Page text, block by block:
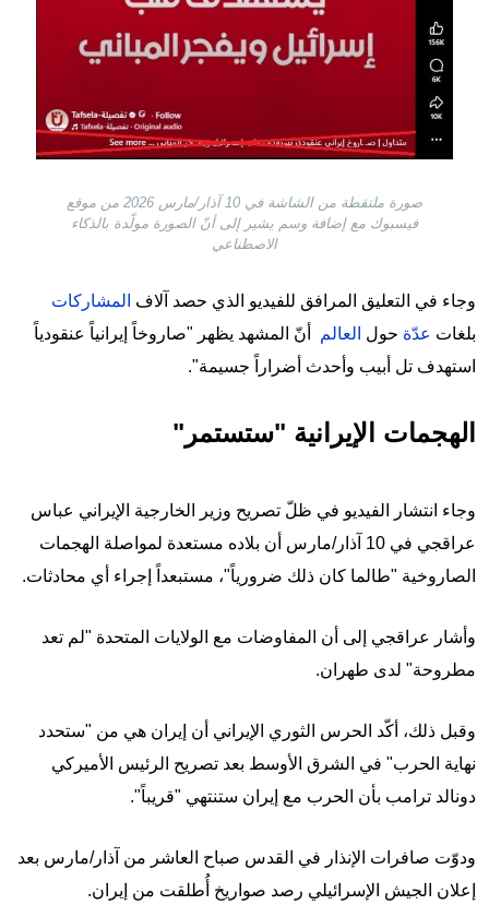
صورة ملتقطة من الشاشة في 10 آذار/مارس 2026 من موقع
فيسبوك مع إضافة وسم يشير إلى أنّ الصورة مولّدة بالذكاء
الاصطناعي
وجاء في التعليق المرافق للفيديو الذي حصد آلاف المشاركات
بلغات عدّة حول العالم
أنّ المشهد يظهر "صاروخاً إيرانياً عنقودياً
استهدف تل أبيب وأحدث أضراراً جسيمة".
الهجمات الإيرانية "ستستمر"
وجاء انتشار الفيديو في ظلّ تصريح وزير الخارجية الإيراني عباس
عراقجي في 10 آذار/مارس أن بلاده مستعدة لمواصلة الهجمات
الصاروخية "طالما كان ذلك ضرورياً"، مستبعداً إجراء أي محادثات.
وأشار عراقجي إلى أن المفاوضات مع الولايات المتحدة "لم تعد
مطروحة" لدى طهران.
وقبل ذلك، أكّد الحرس الثوري الإيراني أن إيران هي من "ستحدد
نهاية الحرب" في الشرق الأوسط بعد تصريح الرئيس الأميركي
دونالد ترامب بأن الحرب مع إيران ستنتهي "قريباً".
ودوّت صافرات الإنذار في القدس صباح العاشر من آذار/مارس بعد
إعلان الجيش الإسرائيلي رصد صواريخ أُطلقت من إيران.